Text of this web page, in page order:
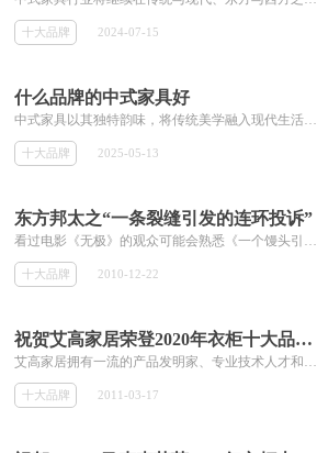
十大品牌 2024-07-15
什么品牌的中式家具好
中式家具以其独特韵味，将传统美学融入现代生活，备受青睐。但面对市场上众多品牌，挑选合适的产品并非易事。本文综合品牌影响力、产品质量、用户口碑、设计创新、工艺水准、市场占有率等多维度因素，深入剖析市场，梳理出中式家具优质品牌，从传统古典到新中式风尚，为您的家居选择提供实用参考 。
十大品牌 2025-05-13
东方邦太之“一条裂缝引发的连环投诉”
看过电影《无极》的观众可能会熟悉《一个馒头引发的血案》这部恶搞短剧。胡戈在短剧中给大家展示的那个由小小馒头引发的一幕幕人与事让人久久回味。 现实生活中，一条裂缝也可能会像那个小小的馒头一样，引发出一幕幕“闹剧”。
十大品牌 2010-12-22
祝贺艾高家居荣登2020年衣柜十大品牌榜
艾高家居拥有一流的产品发明家、专业技术人才和国内比较先进的机械设备，引进美国通用生产理念，充分利用房屋空间，让居室张弛有度，舒适、协...
十大品牌 2011-03-17